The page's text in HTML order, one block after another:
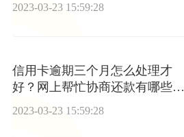
2023-03-23 15:59:28
信用卡逾期三个月怎么处理才
好？网上帮忙协商还款有哪些事
2023-03-23 15:59:28